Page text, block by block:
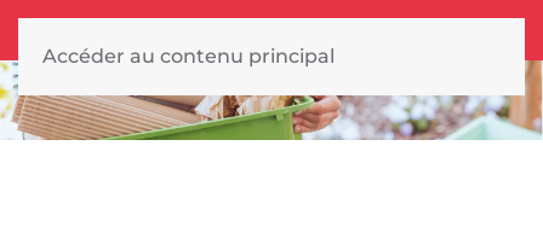
Accéder au contenu principal